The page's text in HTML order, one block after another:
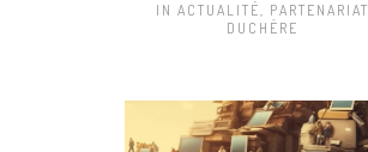
IN ACTUALITÉ, PARTENARIAT
DUCHÈRE